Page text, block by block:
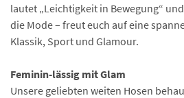
lautet „Leichtigkeit in Bewegung“
die Mode – freut euch auf eine
Klassik, Sport und Glamour.
Feminin-lässig mit Glam
Unsere geliebten weiten Hosen